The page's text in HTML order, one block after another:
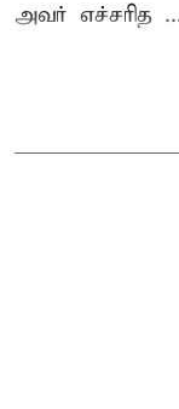
அவர் எச்சரித